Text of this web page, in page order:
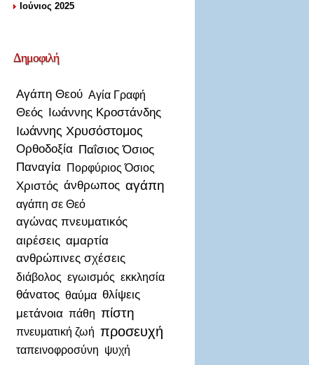
Ιούνιος 2025
Δημοφιλή
Αγάπη Θεού Αγία Γραφή
Θεός Ιωάννης Κροστάνδης
Ιωάννης Χρυσόστομος
Ορθοδοξία Παΐσιος Όσιος
Παναγία Πορφύριος Όσιος
Χριστός άνθρωπος αγάπη
αγάπη σε Θεό
αγώνας πνευματικός
αιρέσεις αμαρτία
ανθρώπινες σχέσεις
διάβολος εγωισμός εκκλησία
θάνατος θαύμα θλίψεις
μετάνοια πάθη πίστη
πνευματική ζωή προσευχή
ταπεινοφροσύνη ψυχή